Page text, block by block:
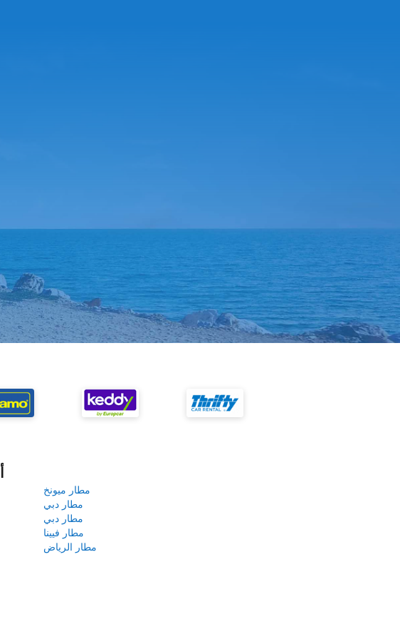
مطار ميونخ
مطار دبي
مطار دبي
مطار فيينا
مطار الرياض